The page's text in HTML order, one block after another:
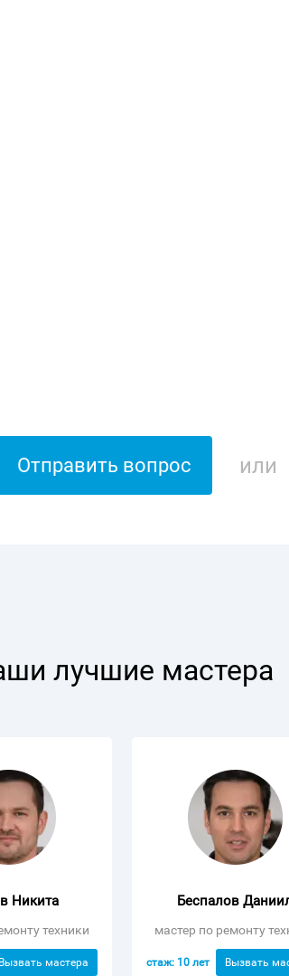
Отправить вопрос или
лучшие мастера
Никита
техники
Вызвать мастера
Беспалов
мастер по ремонту
стаж: 10 лет Вызвать